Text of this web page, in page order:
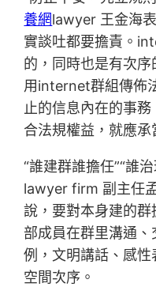
養網lawyer 王金海
實談吐都要擔責。
的，同時也是有次
用internet群組傳佈
止的信息內在的事
合法規權益，就應承
“誰建群誰擔任”“誰
lawyer firm 副主任
說，要對本身建的
部成員在群里溝通
例，文明講話、感
空間次序。